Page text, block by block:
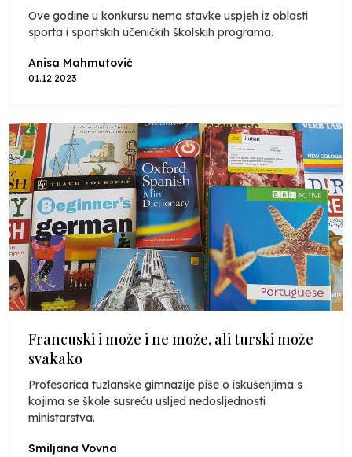
Ove godine u konkursu nema stavke uspjeh iz oblasti
sporta i sportskih učeničkih školskih programa.
Anisa Mahmutović
01.12.2023
Francuski i može i ne može, ali turski može
svakako
Profesorica tuzlanske gimnazije piše o iskušenjima s
kojima se škole susreću usljed nedosljednosti
ministarstva.
Smiljana Vovna